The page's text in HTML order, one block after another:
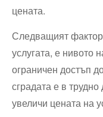
цената.
Следващият
услугата, е нивото
ограничен достъп
сградата е в
увеличи цената на